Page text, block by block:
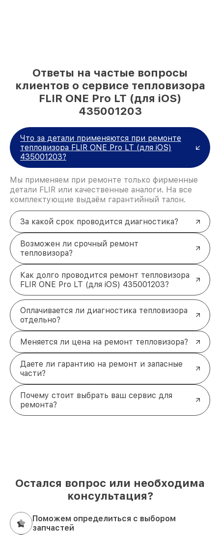
Ответы на частые вопросы
клиентов о сервисе тепловизора
FLIR ONE Pro LT (для iOS)
435001203
Что за детали применяются при ремонте
тепловизора FLIR ONE Pro LT (для iOS)
435001203?
Мы применяем при ремонте только фирменные
детали FLIR или качественные аналоги. На все
комплектующие выдаём гарантийный талон.
За какой срок проводится диагностика?
Возможен ли срочный ремонт
тепловизора?
Как долго проводится ремонт тепловизора
FLIR ONE Pro LT (для iOS) 435001203?
Оплачивается ли диагностика тепловизора
отдельно?
Меняется ли цена на ремонт тепловизора?
Даете ли гарантию на ремонт и запасные
части?
Почему стоит выбрать ваш сервис для
ремонта?
Остался вопрос или необходима
консультация?
Поможем определиться с выбором
запчастей